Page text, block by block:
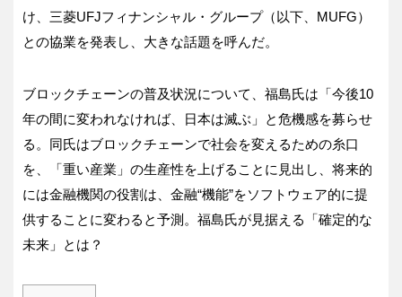
け、三菱UFJフィナンシャル・グループ（以下、MUFG）
との協業を発表し、大きな話題を呼んだ。
ブロックチェーンの普及状況について、福島氏は「今後10
年の間に変われなければ、日本は滅ぶ」と危機感を募らせ
る。同氏はブロックチェーンで社会を変えるための糸口
を、「重い産業」の生産性を上げることに見出し、将来的
には金融機関の役割は、金融“機能”をソフトウェア的に提
供することに変わると予測。福島氏が見据える「確定的な
未来」とは？